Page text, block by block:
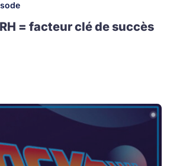
= facteur clé de succès